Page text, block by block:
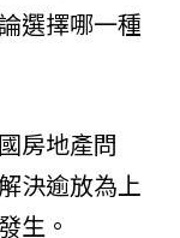
選擇哪一種
房地產問
決逾放為上
生。